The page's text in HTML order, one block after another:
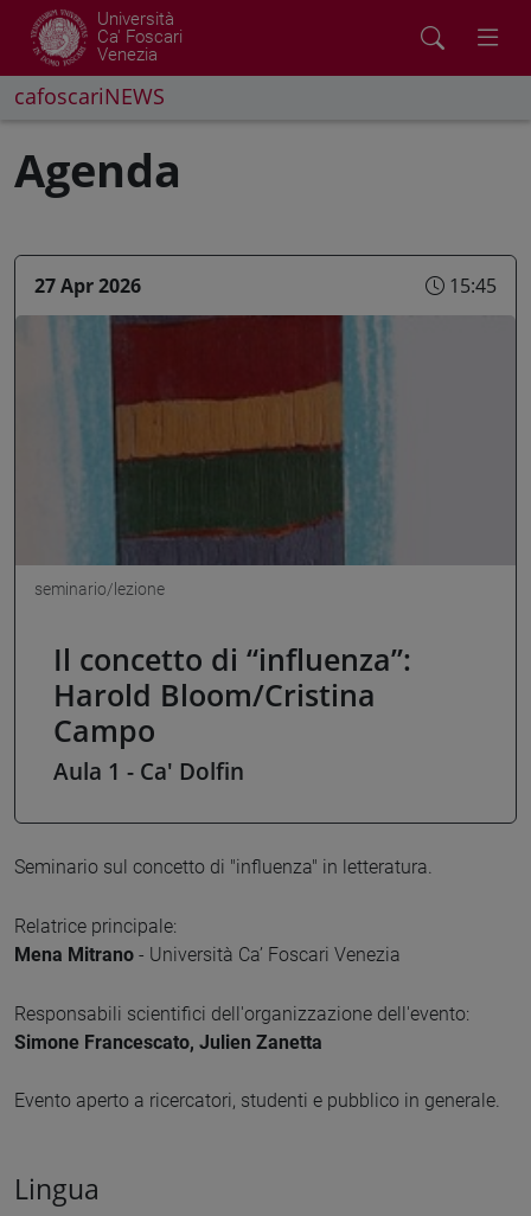
Università
Ca' Foscari
Venezia
cafoscariNEWS
Agenda
27 Apr 2026 15:45
seminario/lezione
Il concetto di “influenza”:
Harold Bloom/Cristina
Campo
Aula 1 - Ca' Dolfin
Seminario sul concetto di "influenza" in letteratura.
Relatrice principale:
Mena Mitrano - Università Ca’ Foscari Venezia
Responsabili scientifici dell'organizzazione dell'evento:
Simone Francescato, Julien Zanetta
Evento aperto a ricercatori, studenti e pubblico in generale.
Lingua